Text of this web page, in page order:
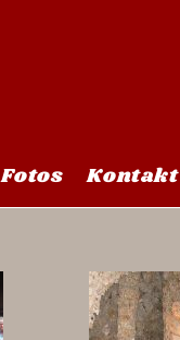
Fotos Kontakt